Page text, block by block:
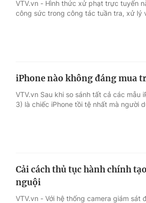
VTV.vn - Hình thức xử phạt trực tuyến
công sức trong công tác tuần tra, xử lý
iPhone nào không đáng mua
VTV.vn Sau khi so sánh tất cả các mẫu
3) là chiếc iPhone tồi tệ nhất mà người
Cải cách thủ tục hành chính
nguội
VTV.vn - Với hệ thống camera giám